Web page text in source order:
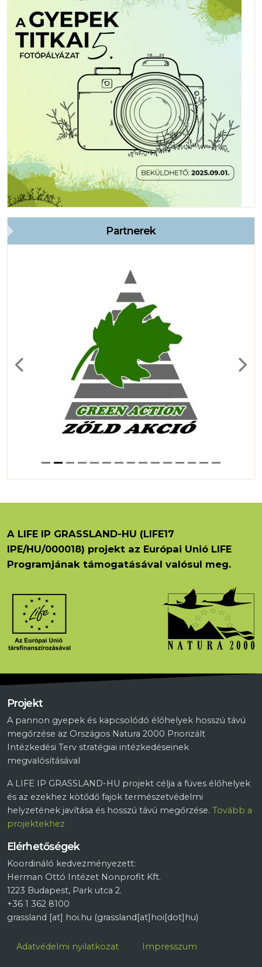
Partnerek
Previous Next
A LIFE IP GRASSLAND-HU (LIFE17
IPE/HU/000018) projekt az Európai Unió LIFE
Programjának támogatásával valósul meg.
Projekt
A pannon gyepek és kapcsolódó élőhelyek hosszú távú
megőrzése az Országos Natura 2000 Priorizált
Intézkedési Terv stratégiai intézkedéseinek
megvalósításával
A LIFE IP GRASSLAND-HU projekt célja a füves élőhelyek
és az ezekhez kötődő fajok természetvédelmi
helyzetének javítása és hosszú távú megőrzése. Tovább a
projektekhez
Elérhetőségek
Koordináló kedvezményezett:
Herman Ottó Intézet Nonprofit Kft.
1223 Budapest, Park utca 2.
+36 1 362 8100
grassland [at] hoi.hu (grassland[at]hoi[dot]hu)
Lábléc
Adatvédelmi nyilatkozat Impresszum